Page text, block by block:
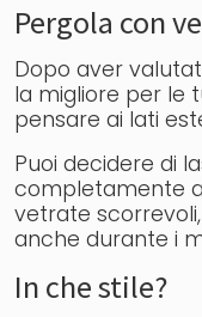
Pergola con
Dopo aver
la migliore per le
pensare ai lati
Puoi decidere di
completamente
vetrate
anche durante i
In che stile?